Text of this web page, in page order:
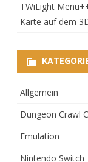
TWiLight
Karte auf dem
Allgemein
Dungeon Crawl
Emulation
Nintendo Switch